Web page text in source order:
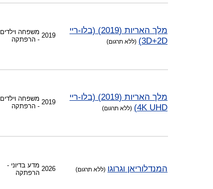
מלך האריות (2019) (בלו-ריי
3D+2D)
(ללא תרגום)
2019 משפחה וילדים
- הרפתקה
מלך האריות (2019) (בלו-ריי
4K UHD)
(ללא תרגום)
2019 משפחה וילדים
- הרפתקה
המנדלוריאן וגרוגו (ללא תרגום) 2026 מדע בדיוני -
הרפתקה